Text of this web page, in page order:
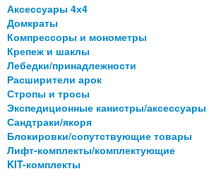
Аксессуары 4х4
Домкраты
Компрессоры и монометры
Крепеж и шаклы
Лебедки/принадлежности
Расширители арок
Стропы и тросы
Экспедиционные канистры/аксессуары
Сандтраки/якоря
Блокировки/сопутствующие товары
Лифт-комплекты/комплектующие
KIT-комплекты